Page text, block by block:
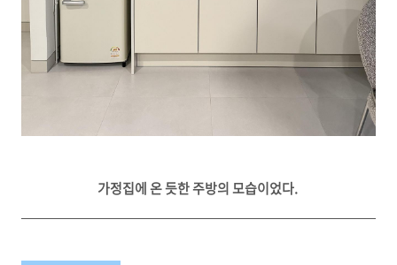
가정집에 온 듯한 주방의 모습이었다.